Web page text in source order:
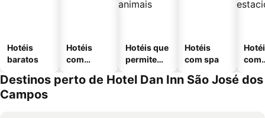
Hotéis
baratos
Hotéis
com
Hotéis que
permitem
Hotéis
com spa
com
Destinos perto de Hotel Dan Inn São José dos
Campos